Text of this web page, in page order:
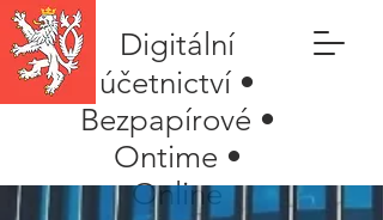
Digitální
účetnictví •
Bezpapírové •
Ontime •
Online